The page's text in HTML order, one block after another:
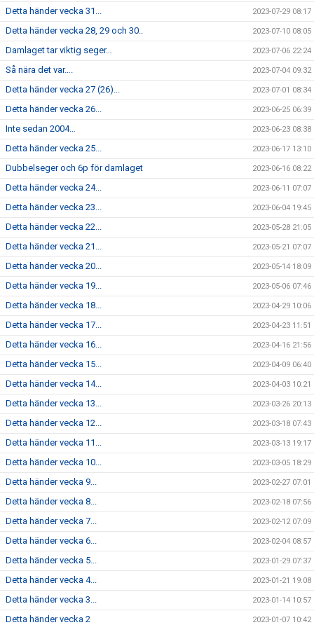
Detta händer vecka 31... 2023-07-29 08:17
Detta händer vecka 28, 29 och 30.. 2023-07-10 08:05
Damlaget tar viktig seger… 2023-07-06 22:24
Så nära det var…. 2023-07-04 09:32
Detta händer vecka 27 (26)... 2023-07-01 08:34
Detta händer vecka 26... 2023-06-25 06:39
Inte sedan 2004… 2023-06-23 08:38
Detta händer vecka 25... 2023-06-17 13:10
Dubbelseger och 6p för damlaget 2023-06-16 08:22
Detta händer vecka 24... 2023-06-11 07:07
Detta händer vecka 23... 2023-06-04 19:45
Detta händer vecka 22... 2023-05-28 21:05
Detta händer vecka 21... 2023-05-21 07:07
Detta händer vecka 20... 2023-05-14 18:09
Detta händer vecka 19... 2023-05-06 07:46
Detta händer vecka 18... 2023-04-29 10:06
Detta händer vecka 17... 2023-04-23 11:51
Detta händer vecka 16... 2023-04-16 21:56
Detta händer vecka 15... 2023-04-09 06:40
Detta händer vecka 14... 2023-04-03 10:21
Detta händer vecka 13... 2023-03-26 20:13
Detta händer vecka 12... 2023-03-18 07:43
Detta händer vecka 11... 2023-03-13 19:17
Detta händer vecka 10... 2023-03-05 18:29
Detta händer vecka 9... 2023-02-27 07:01
Detta händer vecka 8... 2023-02-18 07:56
Detta händer vecka 7... 2023-02-12 07:09
Detta händer vecka 6... 2023-02-04 08:57
Detta händer vecka 5... 2023-01-29 07:37
Detta händer vecka 4... 2023-01-21 19:08
Detta händer vecka 3... 2023-01-14 10:57
Detta händer vecka 2 2023-01-07 10:42